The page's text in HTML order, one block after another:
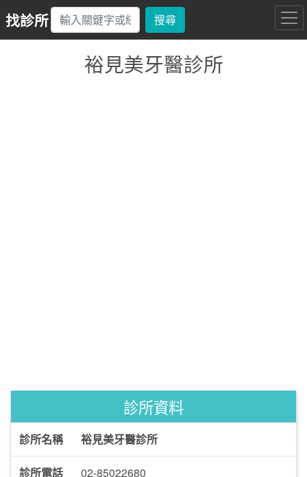
找診所 搜尋
裕見美牙醫診所
診所資料
診所名稱 裕見美牙醫診所
診所電話 02-85022680